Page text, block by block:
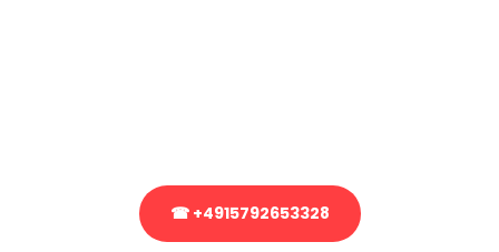
☎ +4915792653328